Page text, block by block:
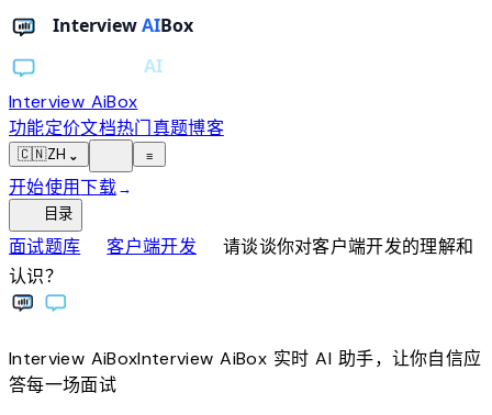
Interview AiBox
功能定价文档热门真题博客
🇨🇳ZH ⌄ ≡
开始使用下载→
目录
面试题库chevron_right客户端开发chevron_right
请谈谈你对客户端开发的理解和
认识？
Interview AiBoxInterviewAiBox实时 AI 助手，让你自信应
答每一场面试